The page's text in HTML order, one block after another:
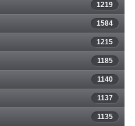
1219
1584
1215
1185
1140
1137
1135